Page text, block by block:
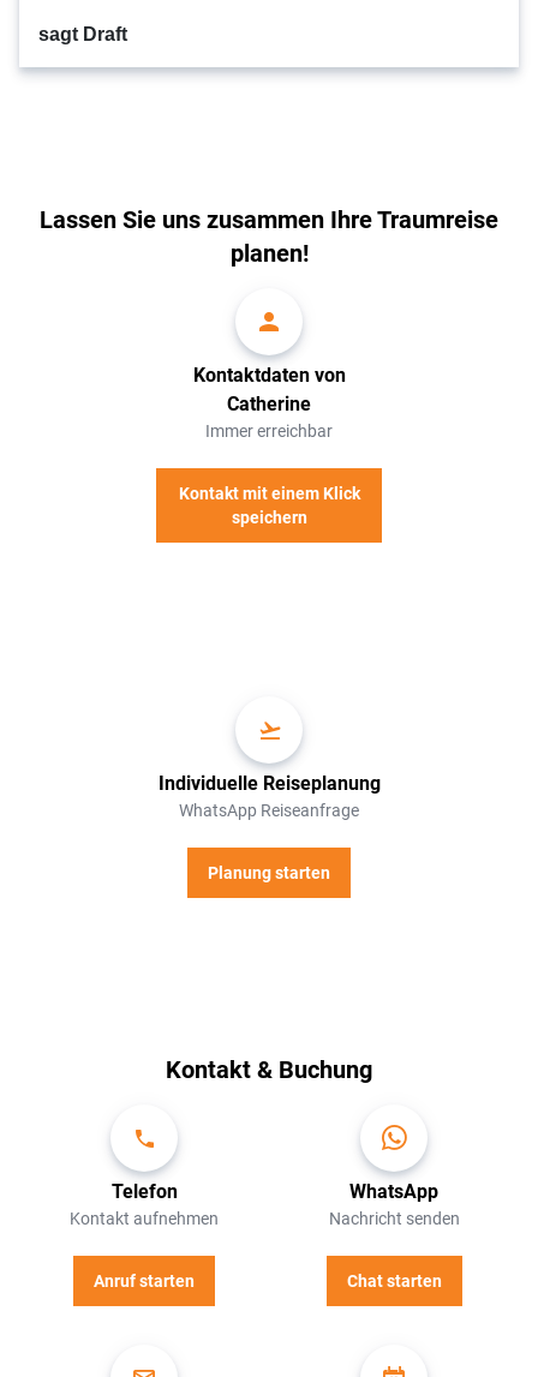
sagt Draft
Lassen Sie uns zusammen Ihre Traumreise
planen!
Kontaktdaten von
Catherine
Immer erreichbar
Kontakt mit einem Klick
speichern
Individuelle Reiseplanung
WhatsApp Reiseanfrage
Planung starten
Kontakt & Buchung
Telefon
Kontakt aufnehmen
Anruf starten
WhatsApp
Nachricht senden
Chat starten